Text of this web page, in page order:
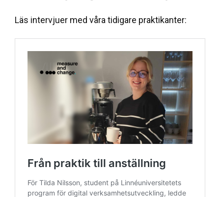
Läs intervjuer med våra tidigare praktikanter: